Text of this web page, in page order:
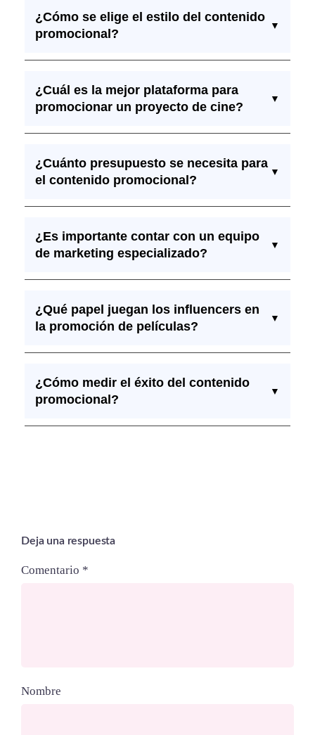
¿Cómo se elige el estilo del contenido
promocional?
▼
¿Cuál es la mejor plataforma para
promocionar un proyecto de cine?
▼
¿Cuánto presupuesto se necesita para
el contenido promocional?
▼
¿Es importante contar con un equipo
de marketing especializado?
▼
¿Qué papel juegan los influencers en
la promoción de películas?
▼
¿Cómo medir el éxito del contenido
promocional?
▼
Deja una respuesta
Comentario *
Nombre